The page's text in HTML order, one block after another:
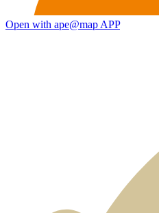
Open with ape@map APP